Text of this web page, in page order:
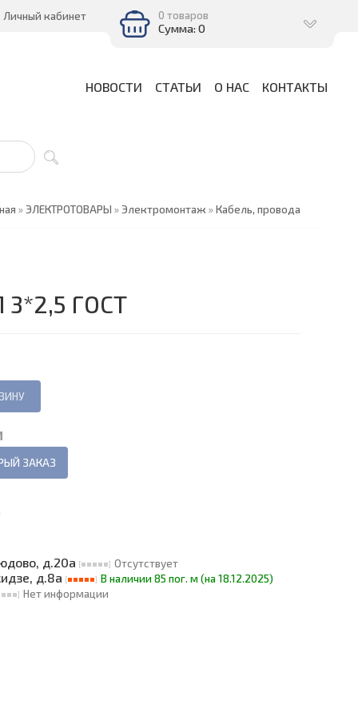
Личный кабинет 0 товаров
Сумма: 0
НОВОСТИ СТАТЬИ О НАС КОНТАКТЫ
»ЭЛЕКТРОТОВАРЫ »Электромонтаж »Кабель, провода
3*2,5 ГОСТ
ЗАКАЗ
д.20а
Отсутствует
д.8а В наличии 85 пог. м (на 18.12.2025)
Нет информации